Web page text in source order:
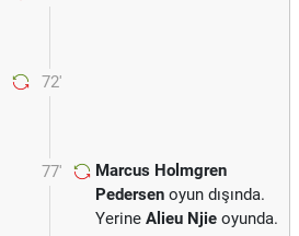
72'
77'
Marcus Holmgren
Pedersen oyun dışında.
Yerine Alieu Njie oyunda.